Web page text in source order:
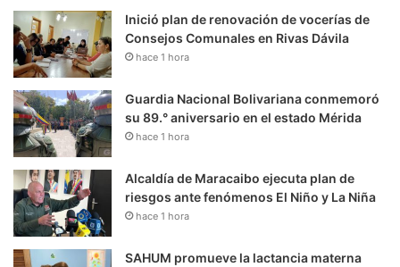
Inició plan de renovación de vocerías de
Consejos Comunales en Rivas Dávila
hace 1 hora
Guardia Nacional Bolivariana conmemoró
su 89.° aniversario en el estado Mérida
hace 1 hora
Alcaldía de Maracaibo ejecuta plan de
riesgos ante fenómenos El Niño y La Niña
hace 1 hora
SAHUM promueve la lactancia materna